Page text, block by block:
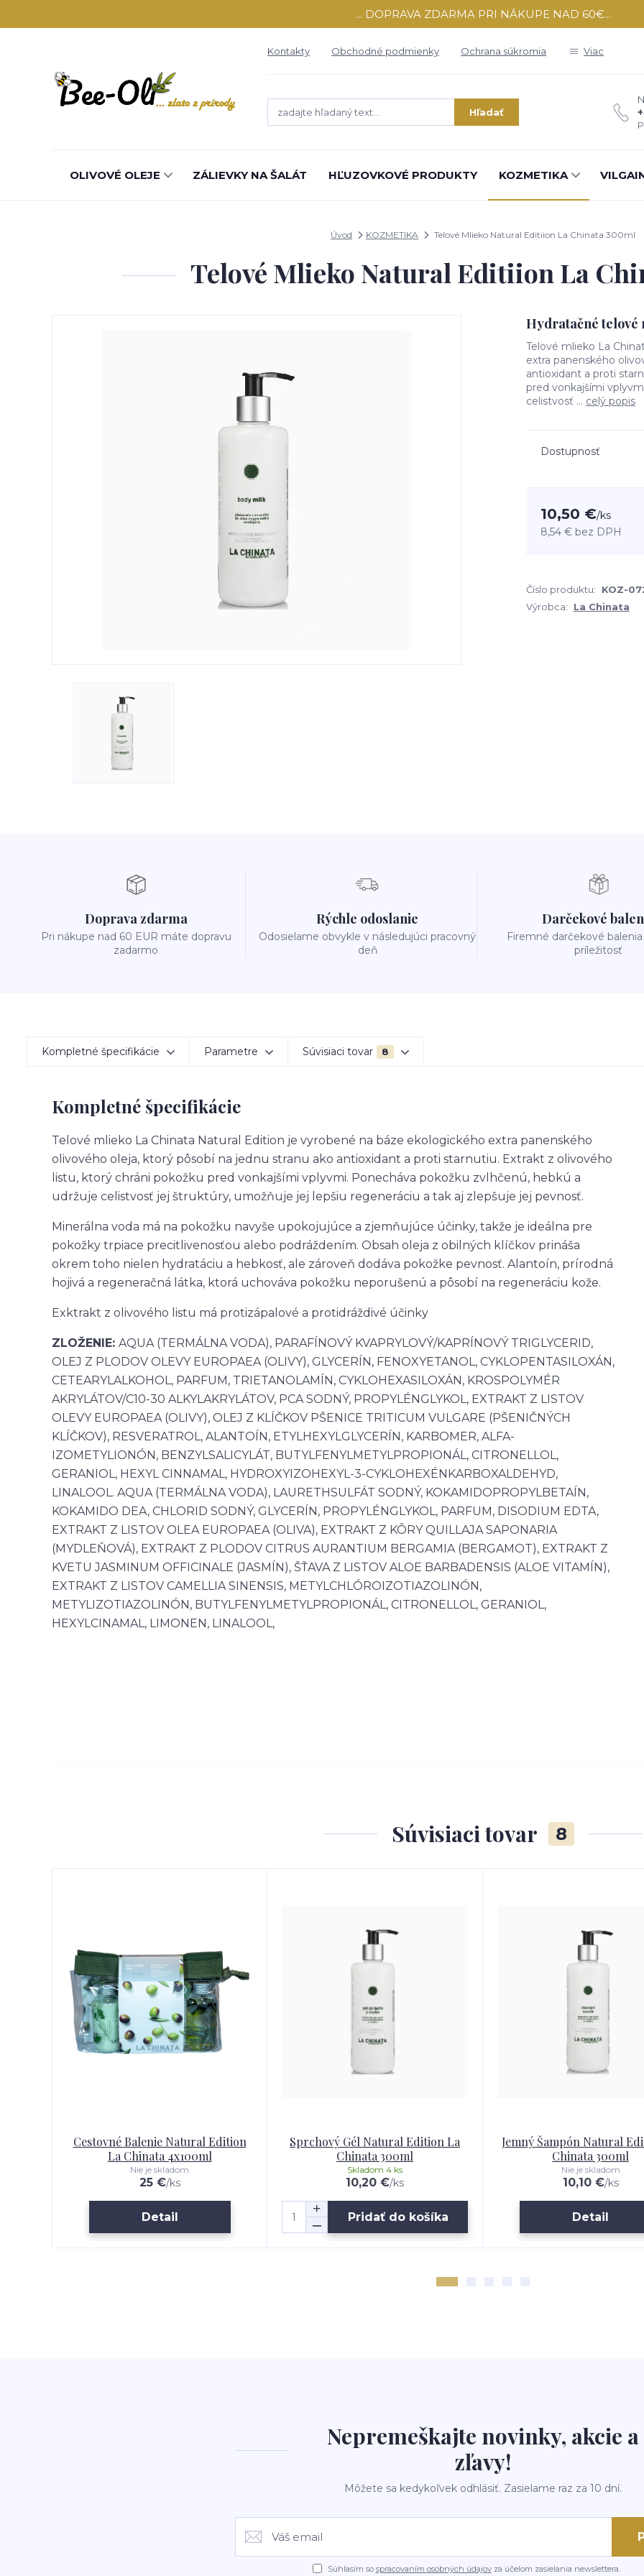
... DOPRAVA ZDARMA PRI NÁKUPE NAD 60€...
Kontakty Obchodné podmienky Ochrana súkromia Viac
Hľadať
OLIVOVÉ OLEJE ZÁLIEVKY NA ŠALÁT HĽUZOVKOVÉ PRODUKTY KOZMETIKA
Úvod KOZMETIKA Telové Mlieko Natural Editiion La Chinata 300ml
Telové Mlieko Natural Editiion La
Hydratačné telové
Telové mlieko La
extra panenského
antioxidant a proti
pred vonkajšími
celistvosť ... celý popis
Dostupnosť
10,50 €/ks
8,54 € bez DPH
Číslo produktu: KOZ-
Výrobca:
La Chinata
Doprava zdarma
Pri nákupe nad 60 EUR máte dopravu
zadarmo
Rýchle odoslanie
Odosielame obvykle v následujúci pracovný
deň
Darčekové
Firemné darčekové
príležitosť
Kompletné špecifikácie Parametre Súvisiaci tovar 8
Kompletné špecifikácie
Telové mlieko La Chinata Natural Edition je vyrobené na báze ekologického extra panenského
olivového oleja, ktorý pôsobí na jednu stranu ako antioxidant a proti starnutiu. Extrakt z olivového
listu, ktorý chráni pokožku pred vonkajšími vplyvmi. Ponecháva pokožku zvlhčenú, hebkú a
udržuje celistvosť jej štruktúry, umožňuje jej lepšiu regeneráciu a tak aj zlepšuje jej pevnosť.
Minerálna voda má na pokožku navyše upokojujúce a zjemňujúce účinky, takže je ideálna pre
pokožky trpiace precitlivenosťou alebo podráždením. Obsah oleja z obilných klíčkov prináša
okrem toho nielen hydratáciu a hebkosť, ale zároveň dodáva pokožke pevnosť. Alantoín, prírodná
hojivá a regeneračná látka, ktorá uchováva pokožku neporušenú a pôsobí na regeneráciu kože.
Exktrakt z olivového listu má protizápalové a protidráždivé účinky
ZLOŽENIE: AQUA (TERMÁLNA VODA), PARAFÍNOVÝ KVAPRYLOVÝ/KAPRÍNOVÝ TRIGLYCERID,
OLEJ Z PLODOV OLEVY EUROPAEA (OLIVY), GLYCERÍN, FENOXYETANOL, CYKLOPENTASILOXÁN,
CETEARYLALKOHOL, PARFUM, TRIETANOLAMÍN, CYKLOHEXASILOXÁN, KROSPOLYMÉR
AKRYLÁTOV/C10-30 ALKYLAKRYLÁTOV, PCA SODNÝ, PROPYLÉNGLYKOL, EXTRAKT Z LISTOV
OLEVY EUROPAEA (OLIVY), OLEJ Z KLÍČKOV PŠENICE TRITICUM VULGARE (PŠENIČNÝCH
KLÍČKOV), RESVERATROL, ALANTOÍN, ETYLHEXYLGLYCERÍN, KARBOMER, ALFA-
IZOMETYLIONÓN, BENZYLSALICYLÁT, BUTYLFENYLMETYLPROPIONÁL, CITRONELLOL,
GERANIOL, HEXYL CINNAMAL, HYDROXYIZOHEXYL-3-CYKLOHEXÉNKARBOXALDEHYD,
LINALOOL. AQUA (TERMÁLNA VODA), LAURETHSULFÁT SODNÝ, KOKAMIDOPROPYLBETAÍN,
KOKAMIDO DEA, CHLORID SODNÝ, GLYCERÍN, PROPYLÉNGLYKOL, PARFUM, DISODIUM EDTA,
EXTRAKT Z LISTOV OLEA EUROPAEA (OLIVA), EXTRAKT Z KÔRY QUILLAJA SAPONARIA
(MYDLEŇOVÁ), EXTRAKT Z PLODOV CITRUS AURANTIUM BERGAMIA (BERGAMOT), EXTRAKT Z
KVETU JASMINUM OFFICINALE (JASMÍN), ŠŤAVA Z LISTOV ALOE BARBADENSIS (ALOE VITAMÍN),
EXTRAKT Z LISTOV CAMELLIA SINENSIS, METYLCHLÓROIZOTIAZOLINÓN,
METYLIZOTIAZOLINÓN, BUTYLFENYLMETYLPROPIONÁL, CITRONELLOL, GERANIOL,
HEXYLCINAMAL, LIMONEN, LINALOOL,
Súvisiaci tovar 8
Cestovné Balenie Natural Edition
La Chinata 4x100ml
25 €/ks
Nie je skladom
Detail
Sprchový Gél Natural Edition La
Chinata 300ml
10,20 €/ks
Skladom 4 ks
Pridať do košíka
Jemný Šampón Natural
Chinata 300ml
10,10 €/ks
Nie je skladom
Detail
Nepremeškajte novinky, akcie a
zľavy!
Môžete sa kedykoľvek odhlásiť. Zasielame raz za 10 dní.
Súhlasím so spracovaním osobných údajovza účelom zasielania newslettera.